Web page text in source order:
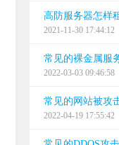
高防服务器怎样
2021-11-30 17:44:12
常见的裸金属服
2022-03-03 09:46:58
常见的网站被攻
2022-04-19 17:55:42